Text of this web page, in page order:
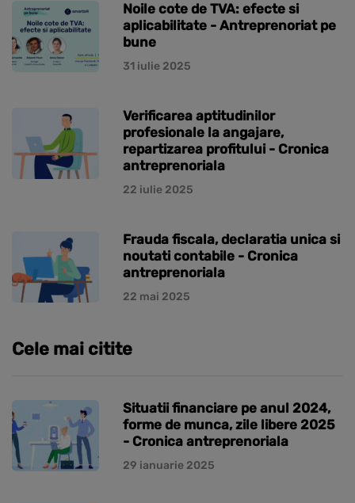
Noile cote de TVA: efecte si
aplicabilitate - Antreprenoriat pe
bune
31 iulie 2025
Verificarea aptitudinilor
profesionale la angajare,
repartizarea profitului - Cronica
antreprenoriala
22 iulie 2025
Frauda fiscala, declaratia unica si
noutati contabile - Cronica
antreprenoriala
22 mai 2025
Cele mai citite
Situatii financiare pe anul 2024,
forme de munca, zile libere 2025
- Cronica antreprenoriala
29 ianuarie 2025